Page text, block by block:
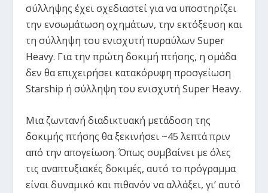
σύλληψης έχει σχεδιαστεί για να υποστηρίζει
την ενσωμάτωση οχημάτων, την εκτόξευση και
τη σύλληψη του ενισχυτή πυραύλων Super
Heavy. Για την πρώτη δοκιμή πτήσης, η ομάδα
δεν θα επιχειρήσει κατακόρυφη προσγείωση
Starship ή σύλληψη του ενισχυτή Super Heavy.
Μια ζωντανή διαδικτυακή μετάδοση της
δοκιμής πτήσης θα ξεκινήσει ~45 λεπτά πριν
από την απογείωση. Όπως συμβαίνει με όλες
τις αναπτυξιακές δοκιμές, αυτό το πρόγραμμα
είναι δυναμικό και πιθανόν να αλλάξει, γι’ αυτό